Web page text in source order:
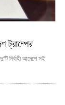
ট্রাম্পের
নির্বাহী আদেশে সই